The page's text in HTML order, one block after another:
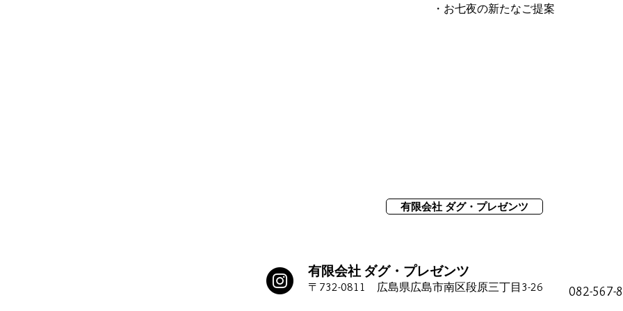
・お七夜の新たなご提案
有限会社 ダグ・プレゼンツ
有限会社 ダグ・プレゼンツ
〒732-0811 広島県広島市南区段原三丁目3-26 082-567-